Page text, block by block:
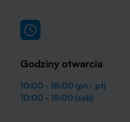
Godziny otwarcia
10:00 - 18:00 (pn - pt)
10:00 - 15:00 (sob)